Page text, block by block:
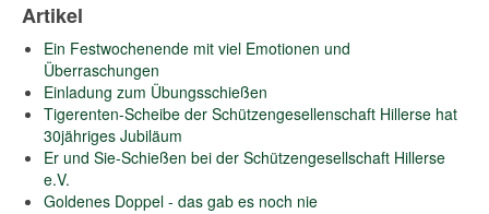
Artikel
Ein Festwochenende mit viel Emotionen und
Überraschungen
Einladung zum Übungsschießen
Tigerenten-Scheibe der Schützengesellenschaft Hillerse hat
30jähriges Jubiläum
Er und Sie-Schießen bei der Schützengesellschaft Hillerse
e.V.
Goldenes Doppel - das gab es noch nie